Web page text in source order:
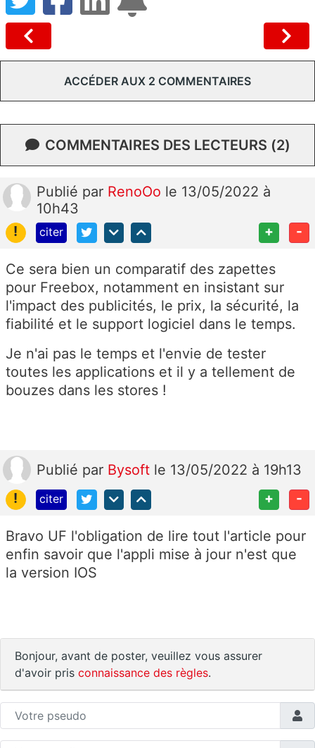
ACCÉDER AUX 2 COMMENTAIRES
COMMENTAIRES DES LECTEURS (2)
Publié par RenoOo le 13/05/2022 à
10h43
!
citer + -
Ce sera bien un comparatif des zapettes
pour Freebox, notamment en insistant sur
l'impact des publicités, le prix, la sécurité, la
fiabilité et le support logiciel dans le temps.
Je n'ai pas le temps et l'envie de tester
toutes les applications et il y a tellement de
bouzes dans les stores !
Publié par Bysoft le 13/05/2022 à 19h13
!
citer + -
Bravo UF l'obligation de lire tout l'article pour
enfin savoir que l'appli mise à jour n'est que
la version IOS
Bonjour, avant de poster, veuillez vous assurer
d'avoir pris connaissance des règles.